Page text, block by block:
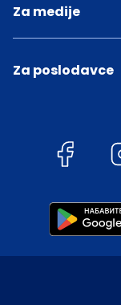
Za medije
Za poslodavce